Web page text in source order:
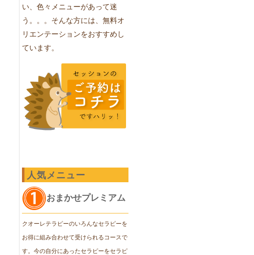
い、色々メニューがあって迷
う。。。そんな方には、無料オ
リエンテーションをおすすめし
ています。
人気メニュー
おまかせプレミアム
クオーレテラピーのいろんなセラピーを
お得に組み合わせて受けられるコースで
す。今の自分にあったセラピーをセラピ